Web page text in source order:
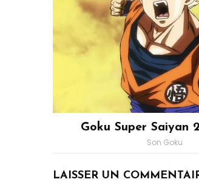
Goku Super Saiyan
Son Goku
LAISSER UN